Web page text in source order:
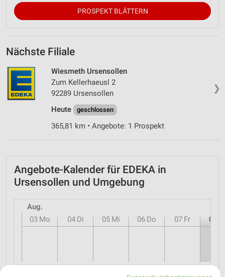
PROSPEKT BLÄTTERN
Nächste Filiale
❯
Wiesmeth Ursensollen
Zum Kellerhaeusl 2
92289 Ursensollen
Heute
geschlossen
365,81 km • Angebote: 1 Prospekt
Angebote-Kalender für EDEKA in
Ursensollen und Umgebung
Aug.
03 Mo 04 Di 05 Mi 06 Do 07 Fr 08